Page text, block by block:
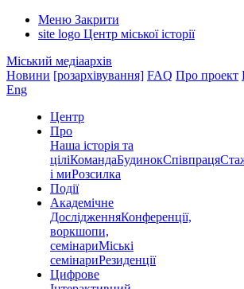
Меню Закрити
site logo Центр міської історії
Міський медіаархів
Новини [розархівування] FAQ Про проект
Eng
Центр
Про
Наша історія та
ціліКомандаБудинокСпівпраця
і миРозсилка
Події
Академічне
ДослідженняКонференції,
воркшопи,
семінариМіські
семінариРезиденції
Цифрове